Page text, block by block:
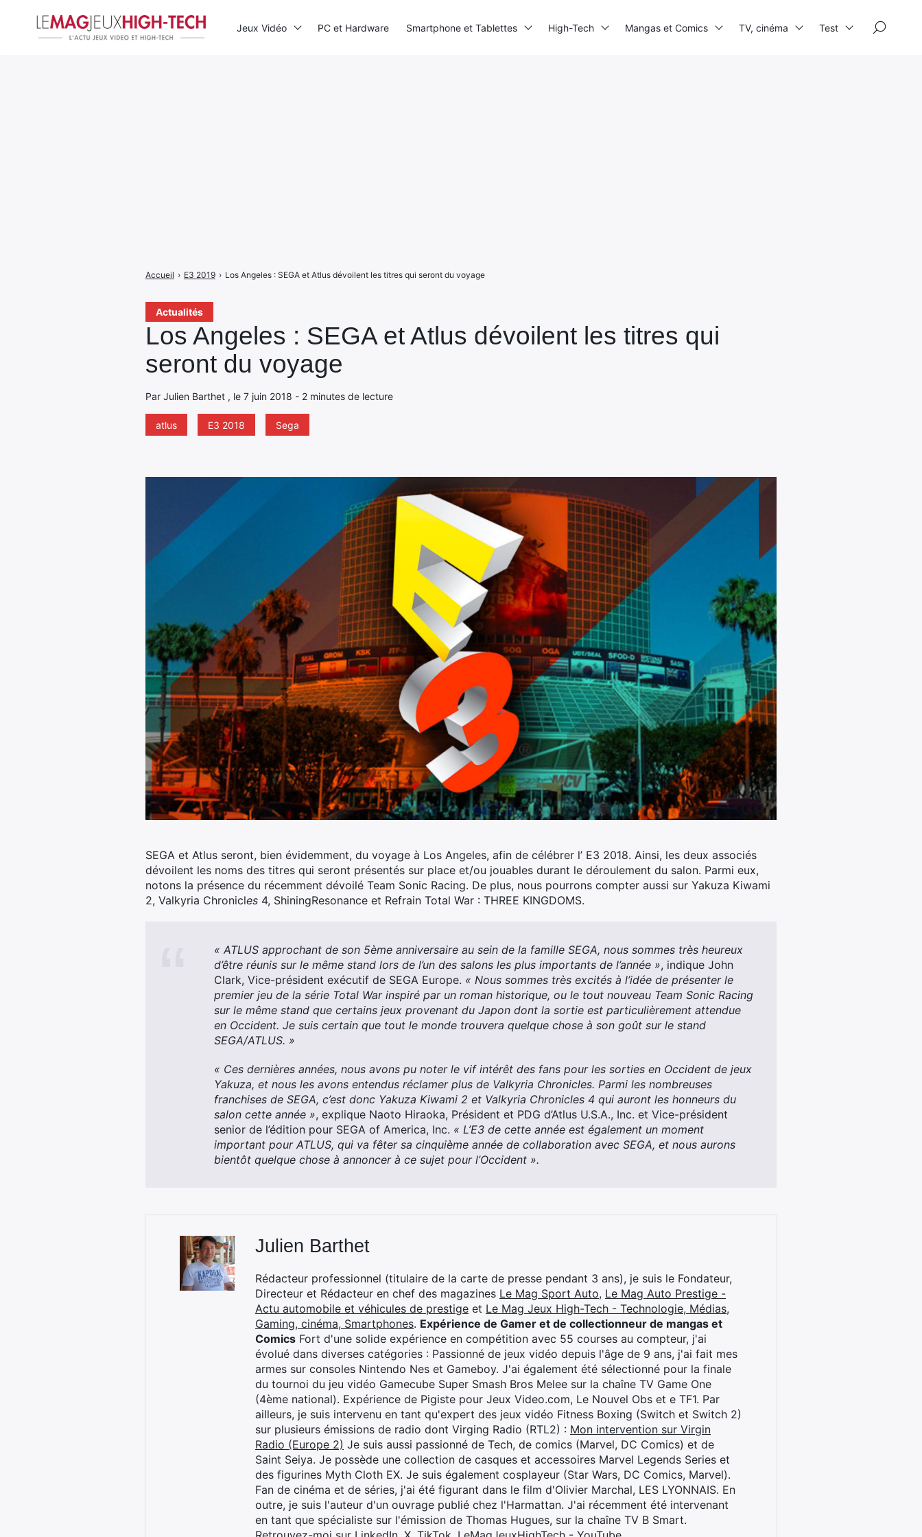
Actualités
Los Angeles : SEGA et Atlus dévoilent les titres qui
seront du voyage
Par Julien Barthet , le 7 juin 2018 - 2 minutes de lecture
atlus E3 2018 Sega
Accueil › E3 2019 › Los Angeles : SEGA et Atlus dévoilent les titres qui seront du voyage
SEGA et Atlus seront, bien évidemment, du voyage à Los Angeles, afin de célébrer l’ E3 2018. Ainsi, les deux associés
dévoilent les noms des titres qui seront présentés sur place et/ou jouables durant le déroulement du salon. Parmi eux,
notons la présence du récemment dévoilé Team Sonic Racing. De plus, nous pourrons compter aussi sur Yakuza Kiwami
2, Valkyria Chronicles 4, ShiningResonance et Refrain Total War : THREE KINGDOMS.
« ATLUS approchant de son 5ème anniversaire au sein de la famille SEGA, nous sommes très heureux
d’être réunis sur le même stand lors de l’un des salons les plus importants de l’année », indique John
Clark, Vice-président exécutif de SEGA Europe. « Nous sommes très excités à l’idée de présenter le
premier jeu de la série Total War inspiré par un roman historique, ou le tout nouveau Team Sonic Racing
sur le même stand que certains jeux provenant du Japon dont la sortie est particulièrement attendue
en Occident. Je suis certain que tout le monde trouvera quelque chose à son goût sur le stand
SEGA/ATLUS. »
« Ces dernières années, nous avons pu noter le vif intérêt des fans pour les sorties en Occident de jeux
Yakuza, et nous les avons entendus réclamer plus de Valkyria Chronicles. Parmi les nombreuses
franchises de SEGA, c’est donc Yakuza Kiwami 2 et Valkyria Chronicles 4 qui auront les honneurs du
salon cette année », explique Naoto Hiraoka, Président et PDG d’Atlus U.S.A., Inc. et Vice-président
senior de l’édition pour SEGA of America, Inc. « L’E3 de cette année est également un moment
important pour ATLUS, qui va fêter sa cinquième année de collaboration avec SEGA, et nous aurons
bientôt quelque chose à annoncer à ce sujet pour l’Occident ».
Julien Barthet
Rédacteur professionnel (titulaire de la carte de presse pendant 3 ans), je suis le Fondateur,
Directeur et Rédacteur en chef des magazines Le Mag Sport Auto, Le Mag Auto Prestige -
Actu automobile et véhicules de prestige et Le Mag Jeux High-Tech - Technologie, Médias,
Gaming, cinéma, Smartphones. Expérience de Gamer et de collectionneur de mangas et
Comics Fort d'une solide expérience en compétition avec 55 courses au compteur, j'ai
évolué dans diverses catégories : Passionné de jeux vidéo depuis l'âge de 9 ans, j'ai fait mes
armes sur consoles Nintendo Nes et Gameboy. J'ai également été sélectionné pour la finale
du tournoi du jeu vidéo Gamecube Super Smash Bros Melee sur la chaîne TV Game One
(4ème national). Expérience de Pigiste pour Jeux Video.com, Le Nouvel Obs et e TF1. Par
ailleurs, je suis intervenu en tant qu'expert des jeux vidéo Fitness Boxing (Switch et Switch 2)
sur plusieurs émissions de radio dont Virging Radio (RTL2) : Mon intervention sur Virgin
Radio (Europe 2) Je suis aussi passionné de Tech, de comics (Marvel, DC Comics) et de
Saint Seiya. Je possède une collection de casques et accessoires Marvel Legends Series et
des figurines Myth Cloth EX. Je suis également cosplayeur (Star Wars, DC Comics, Marvel).
Fan de cinéma et de séries, j'ai été figurant dans le film d'Olivier Marchal, LES LYONNAIS. En
outre, je suis l'auteur d'un ouvrage publié chez l'Harmattan. J'ai récemment été intervenant
en tant que spécialiste sur l'émission de Thomas Hugues, sur la chaîne TV B Smart.
Jeux Vidéo PC et Hardware Smartphone et Tablettes High-Tech Mangas et Comics TV, cinéma Test